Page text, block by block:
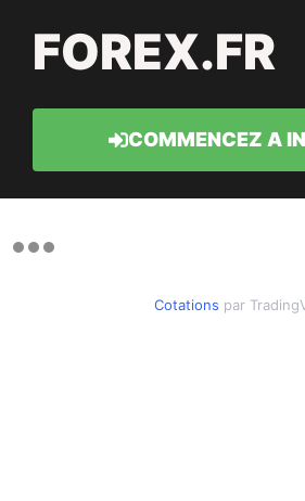
FOREX.FR
COMMENCEZ A
Cotations par